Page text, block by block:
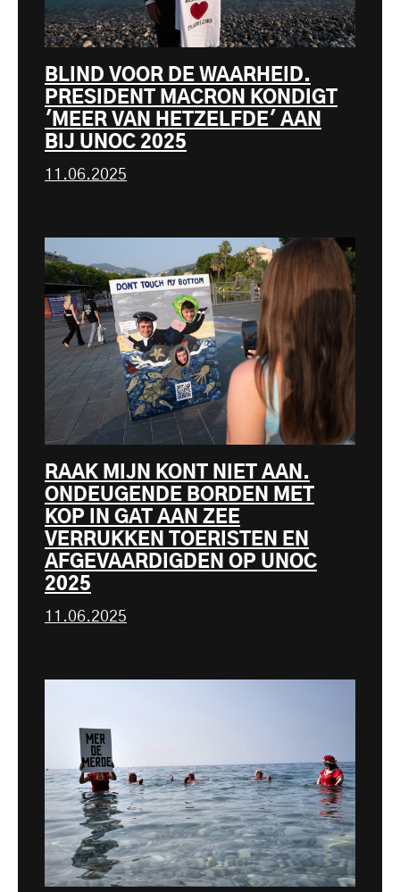
BLIND VOOR DE WAARHEID.
PRESIDENT MACRON KONDIGT
'MEER VAN HETZELFDE' AAN
BIJ UNOC 2025
11.06.2025
RAAK MIJN KONT NIET AAN.
ONDEUGENDE BORDEN MET
KOP IN GAT AAN ZEE
VERRUKKEN TOERISTEN EN
AFGEVAARDIGDEN OP UNOC
2025
11.06.2025